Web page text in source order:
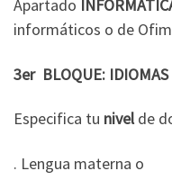
Apartado
informáticos o de
3er BLOQUE: IDIOMAS
Especifica tu nivelde
. Lengua materna o